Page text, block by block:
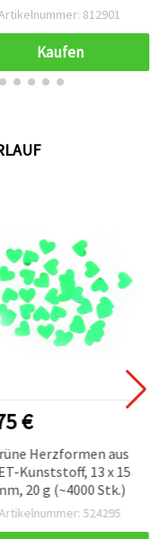
und Pink – 5 Stück
812901
Kaufen
€
Herzformen aus
Kunststoff, 13 x 15
20 g (~4000 Stk.)
Artikelnummer: 524295